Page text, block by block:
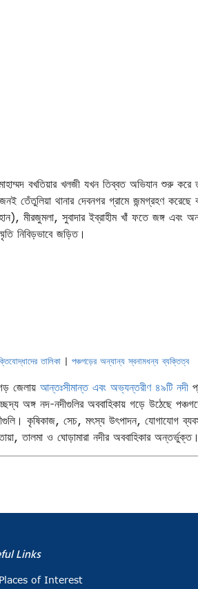
বখতিয়ার খলজী যখন তিব্বত অভিযান শুরু
তেঁতুলিয়া থানার দেবনগর গ্রামে জন্মগ্রহণ
মীরজুমলা, সুবাদার ইব্রাহীম খাঁ ফতে জঙ্গ এবং
নিবিড়ভাবে জড়িত।
তালিকা | পঞ্চগড়ের অন্যান্য স্বনামধন্য ব্যক্তিত্ব
জেলায় আন্তঃসীমান্ত এবং অভ্যন্তরীণ ৪৯টি নদী
অঙ্গ নদ-নদীগুলির অববাহিকায় গড়ে উঠেছে
কৃষিকাজ, সেচ, মৎস্য উৎপাদন, যোগাযোগ
তালমা ও ঘোড়ামারা নদীর অববাহিকার অন্তর্ভুক্ত।
Links
Places of Interest